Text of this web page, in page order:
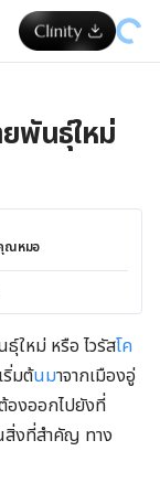
ยพันธุ์ใหม่
ณหมอ
ใหม่ หรือ ไวรัสโค
ริ่มต้นมาจากเมืองอู่
องออกไปยังที่
สิ่งที่สำคัญ ทาง